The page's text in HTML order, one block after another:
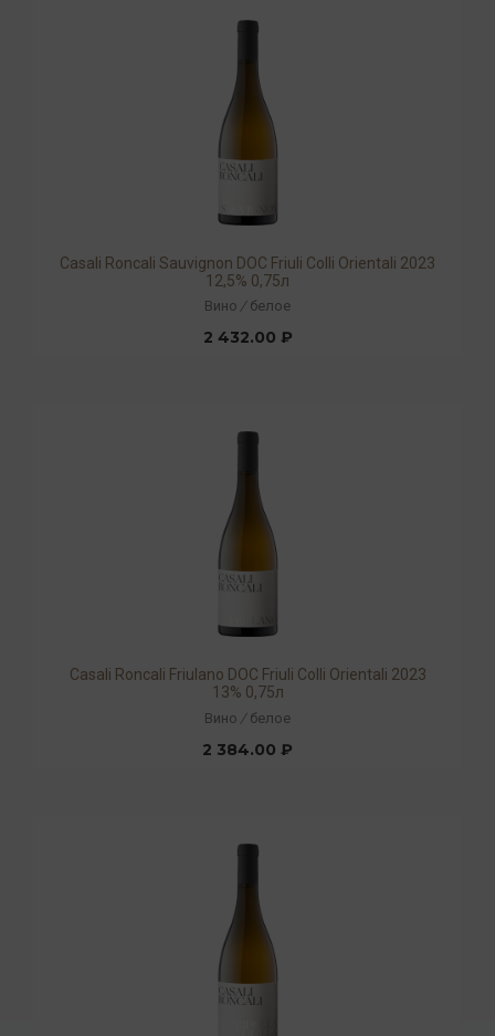
Casali Roncali Sauvignon DOC Friuli Colli Orientali 2023
12,5% 0,75л
Вино / белое
2 432.00 ₽
Casali Roncali Friulano DOC Friuli Colli Orientali 2023
13% 0,75л
Вино / белое
2 384.00 ₽